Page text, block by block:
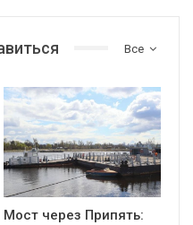
Все
Мост через Припять: